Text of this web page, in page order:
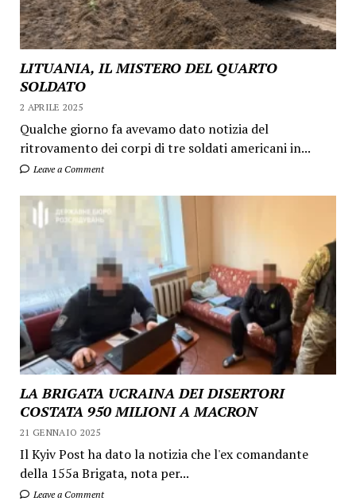
LITUANIA, IL MISTERO DEL QUARTO
SOLDATO
2 APRILE 2025
Qualche giorno fa avevamo dato notizia del
ritrovamento dei corpi di tre soldati americani in...
Leave a Comment
LA BRIGATA UCRAINA DEI DISERTORI
COSTATA 950 MILIONI A MACRON
21 GENNAIO 2025
Il Kyiv Post ha dato la notizia che l'ex comandante
della 155a Brigata, nota per...
Leave a Comment